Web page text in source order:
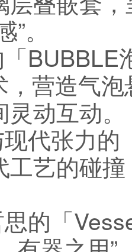
。
BUBBLE
营造气
动互动。
代张力的
工艺的碰
的「